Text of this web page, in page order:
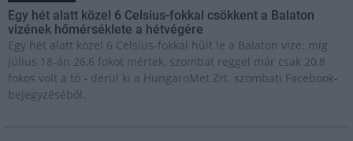
Egy hét alatt közel 6 Celsius-fokkal csökkent a Balaton
vizének hőmérséklete a hétvégére
Egy hét alatt közel 6 Celsius-fokkal hűlt le a Balaton vize: míg
július 18-án 26,6 fokot mértek, szombat reggel már csak 20,8
fokos volt a tó - derül ki a HungaroMet Zrt. szombati Facebook-
bejegyzéséből.